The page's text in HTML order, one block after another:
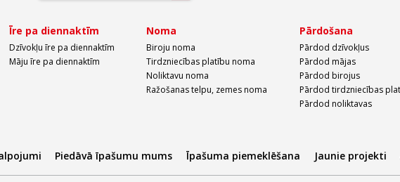
Īre pa diennaktīm
Dzīvokļu īre pa diennaktīm
Māju īre pa diennaktīm
Noma
Biroju noma
Tirdzniecības platību noma
Noliktavu noma
Ražošanas telpu, zemes noma
Pārdošana
Pārdod dzīvokļus
Pārdod mājas
Pārdod birojus
Pārdod tirdzniecības
Pārdod noliktavas
Piedāvā īpašumu mums Īpašuma piemeklēšana Jaunie projekti